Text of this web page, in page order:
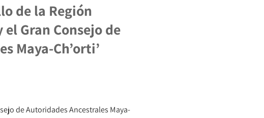
de la Región
Gran Consejo de
Maya-Ch’orti’
de Autoridades Ancestrales Maya-